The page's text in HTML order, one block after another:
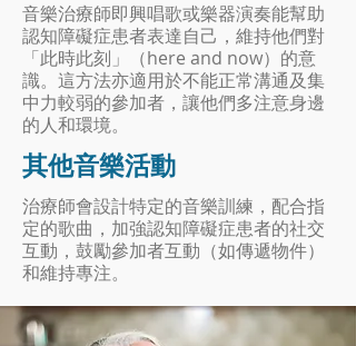
音樂治療師即興唱歌或樂器演奏能幫助
認知障礙症患者表達自己，維持他們對
「此時此刻」（here and now）的意
識。這方法亦適用於不能正常溝通及集
中力較弱的參加者，讓他們多注意身邊
的人和環境。
其他音樂活動
治療師會設計特定的音樂訓練，配合指
定的歌曲，加強認知障礙症患者的社交
互動，鼓勵參加者互動（如傳遞物件）
和維持專注。